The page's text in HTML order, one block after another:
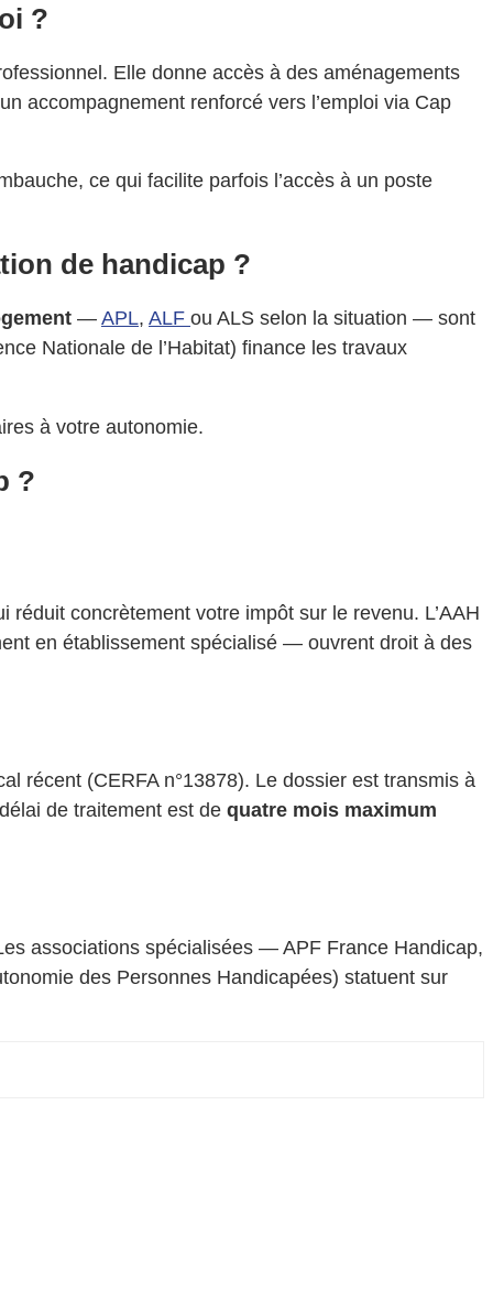
?
Elle donne accès à des aménagements
accompagnement renforcé vers l’emploi via Cap
ce qui facilite parfois l’accès à un poste
de handicap ?
— APL, ALF ou ALS selon la situation — sont
Nationale de l’Habitat) finance les travaux
à votre autonomie.
?
réduit concrètement votre impôt sur le revenu. L’AAH
en établissement spécialisé — ouvrent droit à des
récent (CERFA n°13878). Le dossier est transmis à
de traitement est de quatre mois maximum
associations spécialisées — APF France Handicap,
des Personnes Handicapées) statuent sur